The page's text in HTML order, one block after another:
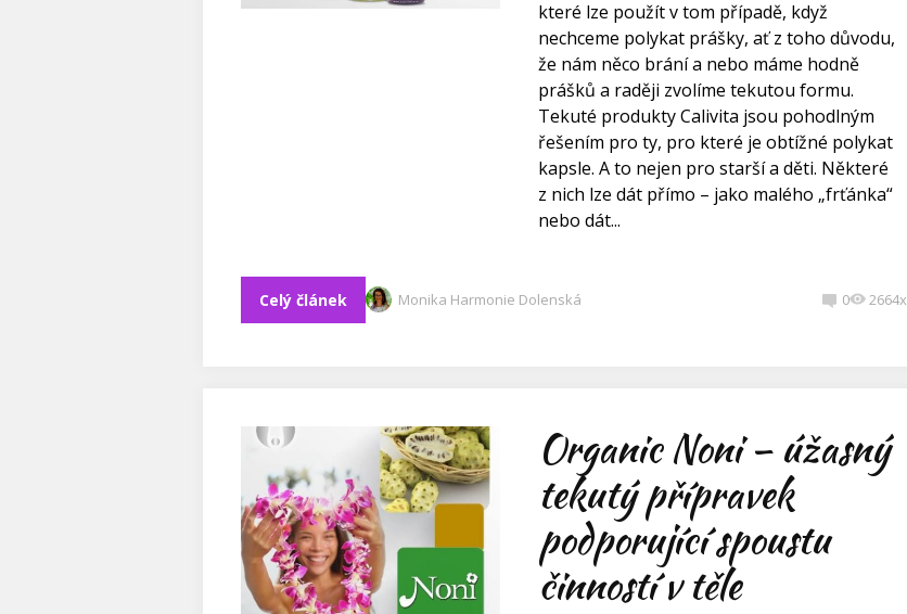
které lze použít v tom případě, když
nechceme polykat prášky, ať z toho důvodu,
že nám něco brání a nebo máme hodně
prášků a raději zvolíme tekutou formu.
Tekuté produkty Calivita jsou pohodlným
řešením pro ty, pro které je obtížné polykat
kapsle. A to nejen pro starší a děti. Některé
z nich lze dát přímo – jako malého „frťánka“
nebo dát...
Celý článek Monika Harmonie Dolenská 0 2664x
Organic Noni – úžasný
tekutý přípravek
podporující spoustu
činností v těle